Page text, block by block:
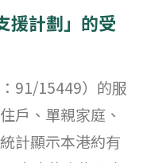
援計劃」的受
91/15449）的服
戶、單親家庭、
計顯示本港約有